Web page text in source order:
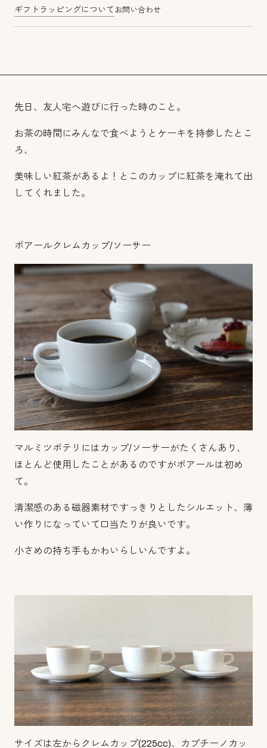
ギフトラッピングについて お問い合わせ
先日、友人宅へ遊びに行った時のこと。
お茶の時間にみんなで食べようとケーキを持参したとこ
ろ、
美味しい紅茶があるよ！とこのカップに紅茶を淹れて出
してくれました。
ボアールクレムカップ/ソーサー
マルミツポテリにはカップ/ソーサーがたくさんあり、
ほとんど使用したことがあるのですがボアールは初め
て。
清潔感のある磁器素材ですっきりとしたシルエット、薄
い作りになっていて口当たりが良いです。
小さめの持ち手もかわいらしいんですよ。
サイズは左からクレムカップ(225cc)、カプチーノカッ